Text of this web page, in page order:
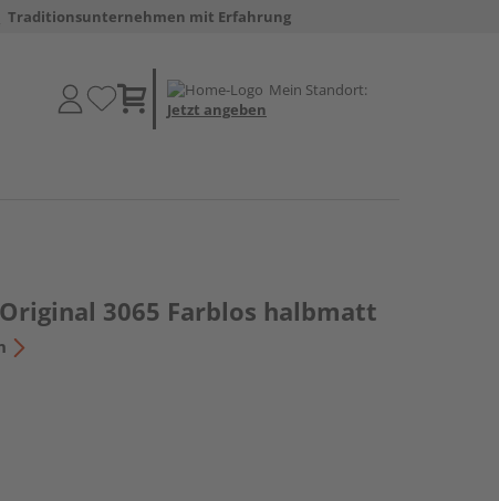
Traditionsunternehmen mit Erfahrung
Mein Standort:
Jetzt angeben
3065 Farblos halbmatt